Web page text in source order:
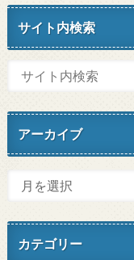
サイト内検索
アーカイブ
カテゴリー